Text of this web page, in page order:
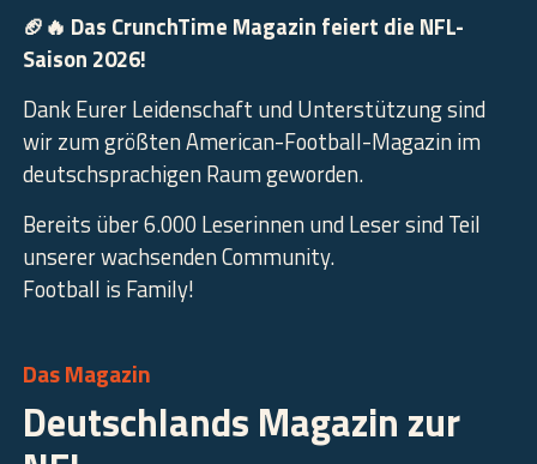
🏈🔥 Das CrunchTime Magazin feiert die NFL-
Saison 2026!
Dank Eurer Leidenschaft und Unterstützung sind
wir zum größten American-Football-Magazin im
deutschsprachigen Raum geworden.
Bereits über 6.000 Leserinnen und Leser sind Teil
unserer wachsenden Community.
Football is Family!
Das Magazin
Deutschlands Magazin zur